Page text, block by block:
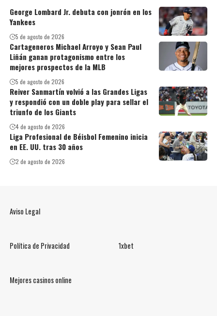
George Lombard Jr. debuta con jonrón en los
Yankees
5 de agosto de 2026
Cartageneros Michael Arroyo y Sean Paul
Liñán ganan protagonismo entre los
mejores prospectos de la MLB
5 de agosto de 2026
Reiver Sanmartín volvió a las Grandes Ligas
y respondió con un doble play para sellar el
triunfo de los Giants
4 de agosto de 2026
Liga Profesional de Béisbol Femenino inicia
en EE. UU. tras 30 años
2 de agosto de 2026
Aviso Legal
Política de Privacidad 1xbet
Mejores casinos online